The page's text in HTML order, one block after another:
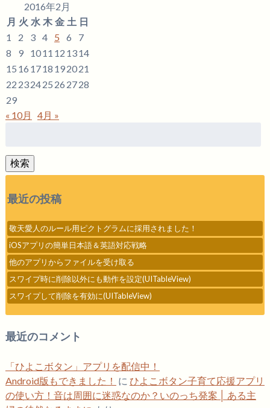
2016年2月
月 火 水 木 金 土 日
1
2 3 4 5 6
7
8
9 1011 12 1314
15 16 1718 192021
22 232425 26 2728
29
« 10月
4月 »
検索
最近の投稿
敬天愛人のルール用ピクトグラムに採用されました！
iOSアプリの簡単日本語＆英語対応戦略
他のアプリからファイルを受け取る
スワイプ時に削除以外にも動作を設定(UITableView)
スワイプして削除を有効に(UITableView)
最近のコメント
「ひよこボタン」アプリを配信中！
Android版もできました！ に ひよこボタン子育て応援アプリ
の使い方！音は周囲に迷惑なのか？いのっち発案 │ ある主